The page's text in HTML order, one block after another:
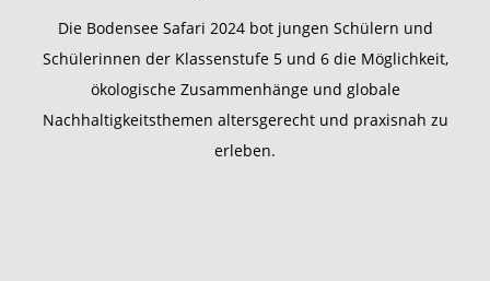
Die Bodensee Safari 2024 bot jungen Schülern und
Schülerinnen der Klassenstufe 5 und 6 die Möglichkeit,
ökologische Zusammenhänge und globale
Nachhaltigkeitsthemen altersgerecht und praxisnah zu
erleben.